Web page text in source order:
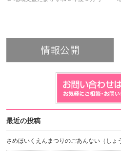
最近の投稿
さめほいくえんまつりのごあんない（しょ